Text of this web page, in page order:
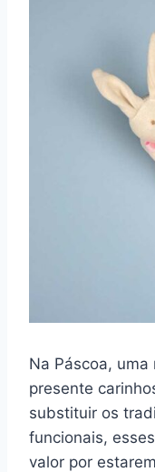
Na Páscoa,
presente
substituir os
funcionais,
valor por